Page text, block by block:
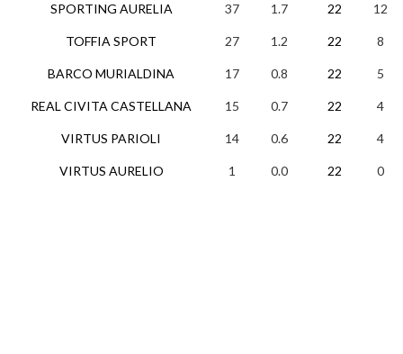
SPORTING AURELIA
TOFFIA SPORT
BARCO MURIALDINA
REAL CIVITA CASTELLANA
VIRTUS PARIOLI
VIRTUS AURELIO
37 1.7 22 12
27 1.2 22 8
17 0.8 22 5
15 0.7 22 4
14 0.6 22 4
1 0.0 22 0